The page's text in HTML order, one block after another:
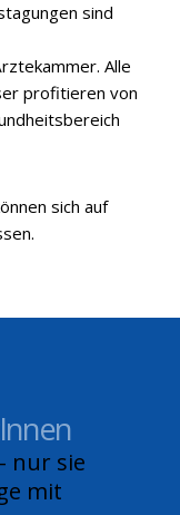
sind
Alle
profitieren von
sich auf
nur sie
mit